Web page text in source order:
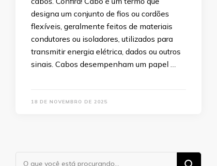
designa um conjunto de fios ou cordões
flexíveis, geralmente feitos de materiais
condutores ou isoladores, utilizados para
transmitir energia elétrica, dados ou outros
sinais. Cabos desempenham um papel …
18 DE NOVEMBRO DE 2025
Procurando